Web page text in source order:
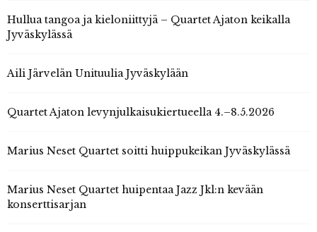
Hullua tangoa ja kieloniittyjä – Quartet Ajaton keikalla
Jyväskylässä
Aili Järvelän Unituulia Jyväskylään
Quartet Ajaton levynjulkaisukiertueella 4.–8.5.2026
Marius Neset Quartet soitti huippukeikan Jyväskylässä
Marius Neset Quartet huipentaa Jazz Jkl:n kevään
konserttisarjan